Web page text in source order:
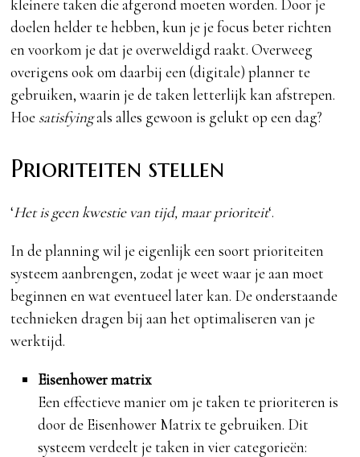
kleinere taken die afgerond moeten worden. Door je
doelen helder te hebben, kun je je focus beter richten
en voorkom je dat je overweldigd raakt. Overweeg
overigens ook om daarbij een (digitale) planner te
gebruiken, waarin je de taken letterlijk kan afstrepen.
Hoe satisfyingals alles gewoon is gelukt op een dag?
Prioriteiten stellen
‘Het is geen kwestie van tijd, maar prioriteit‘.
In de planning wil je eigenlijk een soort prioriteiten
systeem aanbrengen, zodat je weet waar je aan moet
beginnen en wat eventueel later kan. De onderstaande
technieken dragen bij aan het optimaliseren van je
werktijd.
Eisenhower matrix
Een effectieve manier om je taken te prioriteren is
door de Eisenhower Matrix te gebruiken. Dit
systeem verdeelt je taken in vier categorieën: